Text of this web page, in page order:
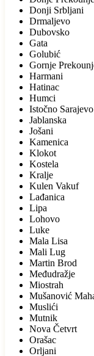
Donji Srbljani
Drmaljevo
Dubovsko
Gata
Golubić
Gornje
Harmani
Hatinac
Humci
Istočno Sarajevo
Jablanska
Jošani
Kamenica
Klokot
Kostela
Kralje
Kulen Vakuf
Lađanica
Lipa
Lohovo
Luke
Mala Lisa
Mali Lug
Martin Brod
Međudražje
Miostrah
Mušanović
Muslići
Mutnik
Nova Četvrt
Orašac
Orljani